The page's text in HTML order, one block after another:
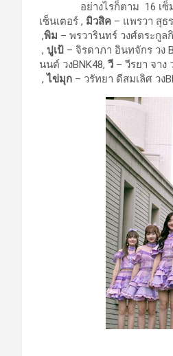
อย่างไรก็ตาม 16 เซ็มบัต
เซ็นเตอร์ , มิวสิค – แพรวา สุธ
,พิม – พรวารินทร์ วงศ์ตระกูลกิ
, ปูเป้ – จิรดาภา อินทจักร วง
นนต์ วงBNK48, วี – วีรยา จาง
,ไข่มุก – วรัทยา ดีสมเลิศ วง